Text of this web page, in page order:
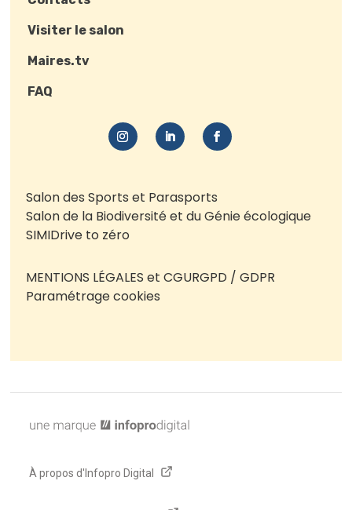
Visiter le salon
Maires.tv
FAQ
Salon des Sports et Parasports
Salon de la Biodiversité et du Génie écologique
SIMIDrive to zéro
MENTIONS LÉGALES et CGURGPD / GDPR
Paramétrage cookies